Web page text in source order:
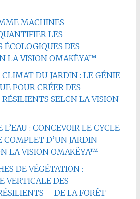
MACHINES
LES
ÉCOLOGIQUES DES
LA VISION OMAKËYA™
CLIMAT DU JARDIN : LE GÉNIE
POUR CRÉER DES
SELON LA VISION
L’EAU : CONCEVOIR LE CYCLE
COMPLET D’UN JARDIN
LA VISION OMAKËYA™
DE VÉGÉTATION :
VERTICALE DES
– DE LA FORÊT